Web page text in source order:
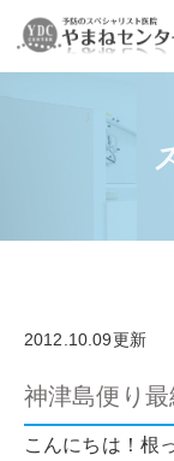
2012.10.09更新
神津島便り最
こんにちは！根